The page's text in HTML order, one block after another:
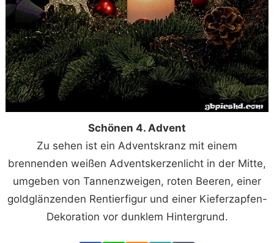
Schönen 4. Advent
Zu sehen ist ein Adventskranz mit einem
brennenden weißen Adventskerzenlicht in der Mitte,
umgeben von Tannenzweigen, roten Beeren, einer
goldglänzenden Rentierfigur und einer Kieferzapfen-
Dekoration vor dunklem Hintergrund.